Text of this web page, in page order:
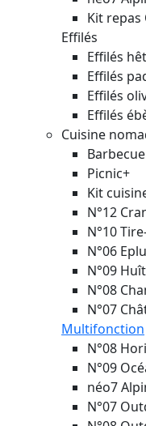
Kit
Effilés
Effilés
Effilés
Effilés
Effilés
Cuisine
Barbecue
Picnic+
Kit
N°12
N°10
N°06
N°09
N°08
N°07
Multifonction
N°08
N°09
néo7
N°07